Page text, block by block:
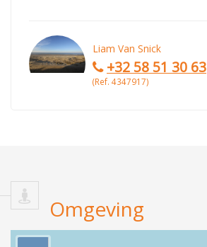
Liam Van Snick
+32 58 51 30 63
(Ref. 4347917)
Omgeving